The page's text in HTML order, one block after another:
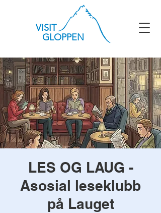
VISIT
GLOPPEN
LES OG LAUG -
Asosial leseklubb
på Lauget